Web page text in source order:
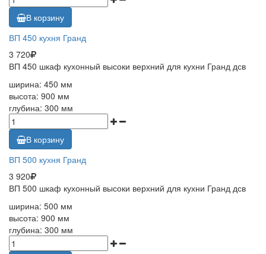
В корзину
ВП 450 кухня Гранд
3 720
ВП 450 шкаф кухонный высоки верхний для кухни Гранд дсв
ширина: 450 мм
высота: 900 мм
глубина: 300 мм
В корзину
ВП 500 кухня Гранд
3 920
ВП 500 шкаф кухонный высоки верхний для кухни Гранд дсв
ширина: 500 мм
высота: 900 мм
глубина: 300 мм